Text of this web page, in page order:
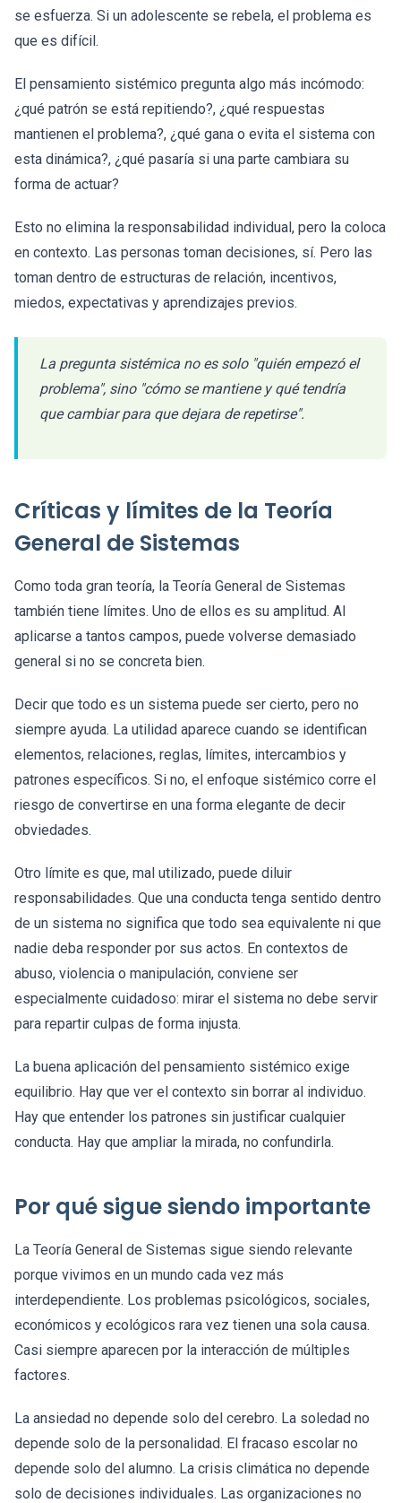
se esfuerza. Si un adolescente se rebela, el problema es
que es difícil.
El pensamiento sistémico pregunta algo más incómodo:
¿qué patrón se está repitiendo?, ¿qué respuestas
mantienen el problema?, ¿qué gana o evita el sistema con
esta dinámica?, ¿qué pasaría si una parte cambiara su
forma de actuar?
Esto no elimina la responsabilidad individual, pero la coloca
en contexto. Las personas toman decisiones, sí. Pero las
toman dentro de estructuras de relación, incentivos,
miedos, expectativas y aprendizajes previos.
La pregunta sistémica no es solo "quién empezó el
problema", sino "cómo se mantiene y qué tendría
que cambiar para que dejara de repetirse".
Críticas y límites de la Teoría
General de Sistemas
Como toda gran teoría, la Teoría General de Sistemas
también tiene límites. Uno de ellos es su amplitud. Al
aplicarse a tantos campos, puede volverse demasiado
general si no se concreta bien.
Decir que todo es un sistema puede ser cierto, pero no
siempre ayuda. La utilidad aparece cuando se identifican
elementos, relaciones, reglas, límites, intercambios y
patrones específicos. Si no, el enfoque sistémico corre el
riesgo de convertirse en una forma elegante de decir
obviedades.
Otro límite es que, mal utilizado, puede diluir
responsabilidades. Que una conducta tenga sentido dentro
de un sistema no significa que todo sea equivalente ni que
nadie deba responder por sus actos. En contextos de
abuso, violencia o manipulación, conviene ser
especialmente cuidadoso: mirar el sistema no debe servir
para repartir culpas de forma injusta.
La buena aplicación del pensamiento sistémico exige
equilibrio. Hay que ver el contexto sin borrar al individuo.
Hay que entender los patrones sin justificar cualquier
conducta. Hay que ampliar la mirada, no confundirla.
Por qué sigue siendo importante
La Teoría General de Sistemas sigue siendo relevante
porque vivimos en un mundo cada vez más
interdependiente. Los problemas psicológicos, sociales,
económicos y ecológicos rara vez tienen una sola causa.
Casi siempre aparecen por la interacción de múltiples
factores.
La ansiedad no depende solo del cerebro. La soledad no
depende solo de la personalidad. El fracaso escolar no
depende solo del alumno. La crisis climática no depende
solo de decisiones individuales. Las organizaciones no